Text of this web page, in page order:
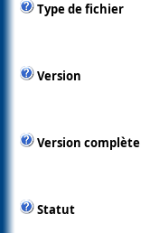
Type de fichier
Version
Version complète
Statut